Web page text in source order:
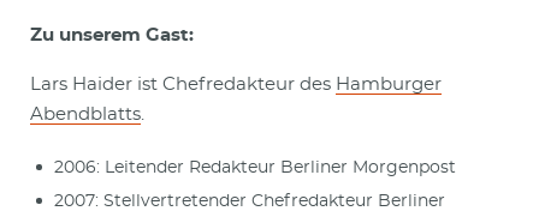
Zu unserem Gast:
Lars Haider ist Chefredakteur des Hamburger
Abendblatts
2006: Leitender Redakteur Berliner Morgenpost
2007: Stellvertretender Chefredakteur Berliner